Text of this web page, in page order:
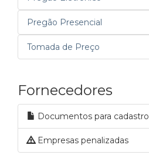
Pregão Presencial
Tomada de Preço
Fornecedores
Documentos para cadastro
Empresas penalizadas